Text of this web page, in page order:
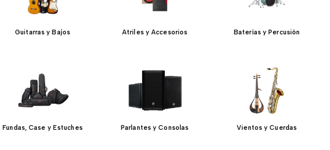
Guitarras y Bajos Atriles y Accesorios Baterías y Percusión
Fundas, Case y Estuches Parlantes y Consolas Vientos y Cuerdas